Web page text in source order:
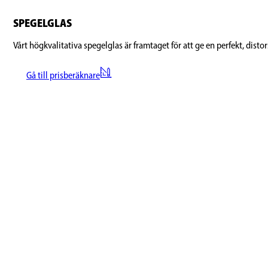
SPEGELGLAS
Vårt högkvalitativa spegelglas är framtaget för att ge en perfekt,
Gå till prisberäknare